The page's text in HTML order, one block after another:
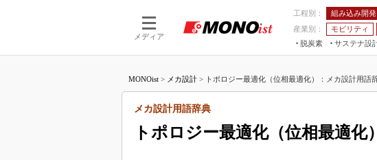
メディア
工程別： 組み込み開発
産業別：
モビリティ
脱炭素
サステナ設
つながる工場
AI×設備保全
MONOist > メカ設計 > トポロジー最適化（位相最適化）：メカ設計用語辞
トポロジー最適化（位相最適化）
メカ設計用語辞典